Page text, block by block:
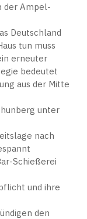
der Ampel-
Deutschland
tun muss
erneuter
bedeutet
aus der Mitte
unter
nach
Schießerei
und ihre
den